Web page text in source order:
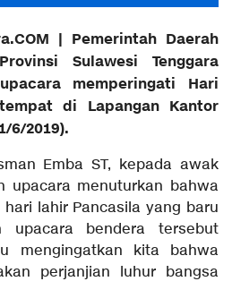
| Pemerintah Daerah
Sulawesi Tenggara
memperingati Hari
di Lapangan Kantor
6/2019).
Emba ST, kepada awak
upacara menuturkan bahwa
lahir Pancasila yang baru
upacara bendera tersebut
mengingatkan kita bahwa
perjanjian luhur bangsa